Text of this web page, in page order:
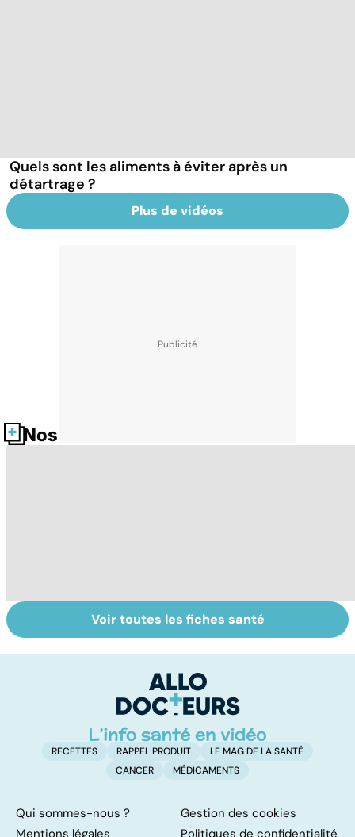
Quels sont les aliments à éviter après un
détartrage ?
Plus de vidéos
Nos fiches santé
Soins dentaires :
on n'arrête pas le
Bruxisme : quand
les dents
Voir toutes les fiches santé
RECETTES RAPPEL PRODUIT
LE MAG DE LA SANTÉ
CANCER
MÉDICAMENTS
Qui sommes-nous ?
Gestion des cookies
Mentions légales
Politiques de confidentialité